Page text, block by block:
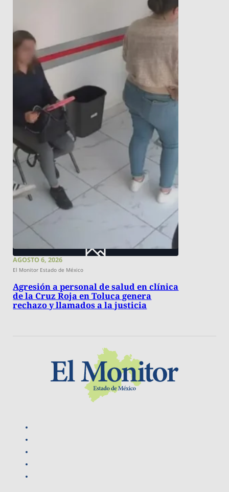
AGOSTO 6, 2026
El Monitor Estado de México
Agresión a personal de salud en clínica
de la Cruz Roja en Toluca genera
rechazo y llamados a la justicia